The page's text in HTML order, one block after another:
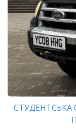
СТУДЕНТСЬКА